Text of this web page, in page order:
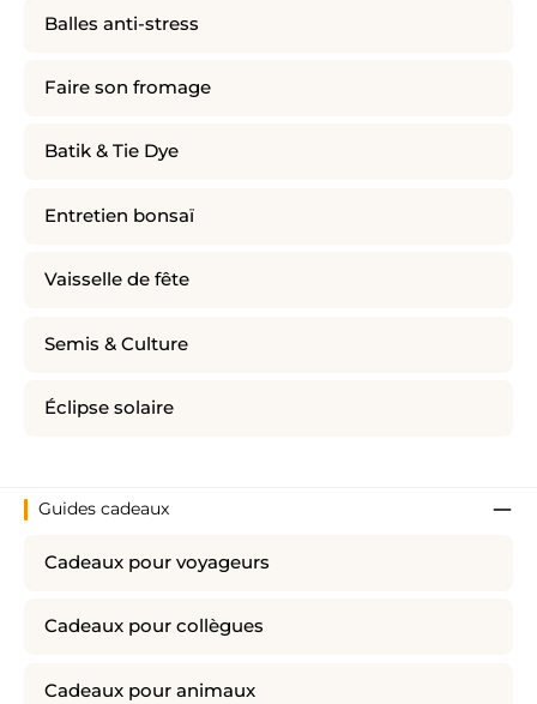
Balles anti-stress
Faire son fromage
Batik & Tie Dye
Entretien bonsaï
Vaisselle de fête
Semis & Culture
Éclipse solaire
Guides cadeaux
Cadeaux pour voyageurs
Cadeaux pour collègues
Cadeaux pour animaux